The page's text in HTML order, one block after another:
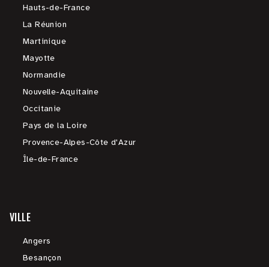
Hauts-de-France
La Réunion
Martinique
Mayotte
Normandie
Nouvelle-Aquitaine
Occitanie
Pays de la Loire
Provence-Alpes-Côte d'Azur
Île-de-France
VILLE
Angers
Besançon